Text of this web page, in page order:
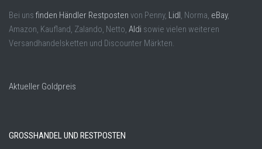
Bei uns finden Händler Restposten von Penny, Lidl , Norma, eBay,
Amazon, Kaufland, Zalando, Netto, Aldi sowie vielen weiteren
Versandhandelsketten und Discounter Märkten.
Aktueller Goldpreis
GROSSHANDEL UND RESTPOSTEN